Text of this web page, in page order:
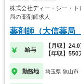
株式会社ディー・シー・
局の薬剤師求人
薬剤師（大信薬局
給与
【月収】
【年収】
勤務地 埼玉県 狭山市